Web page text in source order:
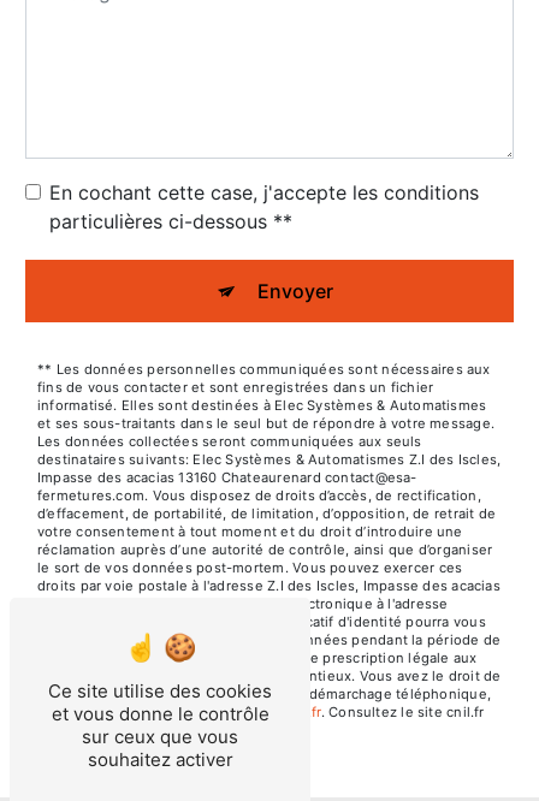
En cochant cette case, j'accepte les conditions
particulières ci-dessous **
Envoyer
** Les données personnelles communiquées sont nécessaires aux
fins de vous contacter et sont enregistrées dans un fichier
informatisé. Elles sont destinées à Elec Systèmes & Automatismes
et ses sous-traitants dans le seul but de répondre à votre message.
Les données collectées seront communiquées aux seuls
destinataires suivants: Elec Systèmes & Automatismes Z.I des Iscles,
Impasse des acacias 13160 Chateaurenard contact@esa-
fermetures.com. Vous disposez de droits d’accès, de rectification,
d’effacement, de portabilité, de limitation, d’opposition, de retrait de
votre consentement à tout moment et du droit d’introduire une
réclamation auprès d’une autorité de contrôle, ainsi que d’organiser
le sort de vos données post-mortem. Vous pouvez exercer ces
droits par voie postale à l'adresse Z.I des Iscles, Impasse des acacias
13160 Chateaurenard ou par courrier électronique à l'adresse
contact@esa-fermetures.com. Un justificatif d'identité pourra vous
être demandé. Nous conservons vos données pendant la période de
prise de contact puis pendant la durée de prescription légale aux
fins probatoires et de gestion des contentieux. Vous avez le droit de
vous inscrire sur la liste d'opposition au démarchage téléphonique,
disponible à cette adresse: Bloctel.gouv.fr. Consultez le site cnil.fr
pour plus d’informations sur vos droits.
Ce site utilise des cookies
et vous donne le contrôle
sur ceux que vous
souhaitez activer